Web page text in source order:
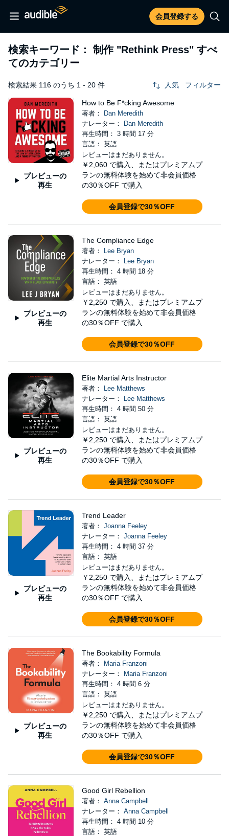
会員登録する
検索キーワード： 制作 "Rethink Press" すべ
てのカテゴリー
検索結果 116 のうち 1 - 20 件 人気 フィルター
プレビューの
再生
How to Be F*cking Awesome
著者：
Dan Meredith
ナレーター：
Dan Meredith
再生時間： 3 時間 17 分
言語： 英語
レビューはまだありません。
￥2,060 で購入、またはプレミアムプ
ランの無料体験を始めて非会員価格
の30％OFF で購入
会員登録で30％OFF
プレビューの
再生
The Compliance Edge
著者：
Lee Bryan
ナレーター：
Lee Bryan
再生時間： 4 時間 18 分
言語： 英語
レビューはまだありません。
￥2,250 で購入、またはプレミアムプ
ランの無料体験を始めて非会員価格
の30％OFF で購入
会員登録で30％OFF
プレビューの
再生
Elite Martial Arts Instructor
著者：
Lee Matthews
ナレーター：
Lee Matthews
再生時間： 4 時間 50 分
言語： 英語
レビューはまだありません。
￥2,250 で購入、またはプレミアムプ
ランの無料体験を始めて非会員価格
の30％OFF で購入
会員登録で30％OFF
プレビューの
再生
Trend Leader
著者： Joanna Feeley
ナレーター： Joanna Feeley
再生時間： 4 時間 37 分
言語： 英語
レビューはまだありません。
￥2,250 で購入、またはプレミアムプ
ランの無料体験を始めて非会員価格
の30％OFF で購入
会員登録で30％OFF
プレビューの
再生
The Bookability Formula
著者：
Maria Franzoni
ナレーター：
Maria Franzoni
再生時間： 4 時間 6 分
言語： 英語
レビューはまだありません。
￥2,250 で購入、またはプレミアムプ
ランの無料体験を始めて非会員価格
の30％OFF で購入
会員登録で30％OFF
Good Girl Rebellion
著者： Anna Campbell
ナレーター： Anna Campbell
再生時間： 4 時間 10 分
言語： 英語